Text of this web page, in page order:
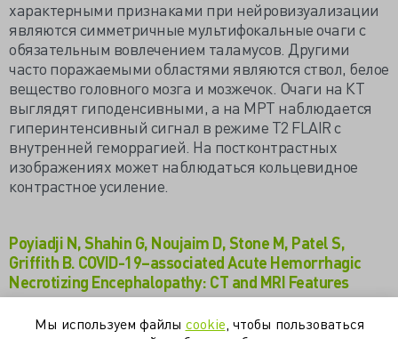
характерными признаками при нейровизуализации
являются симметричные мультифокальные очаги с
обязательным вовлечением таламусов. Другими
часто поражаемыми областями являются ствол, белое
вещество головного мозга и мозжечок. Очаги на КТ
выглядят гиподенсивными, а на МРТ наблюдается
гиперинтенсивный сигнал в режиме Т2 FLAIR с
внутренней геморрагией. На постконтрастных
изображениях может наблюдаться кольцевидное
контрастное усиление.
Poyiadji N, Shahin G, Noujaim D, Stone M, Patel S,
Griffith B. COVID-19–associated Acute Hemorrhagic
Necrotizing Encephalopathy: CT and MRI Features
Мы используем файлы cookie , чтобы пользоваться